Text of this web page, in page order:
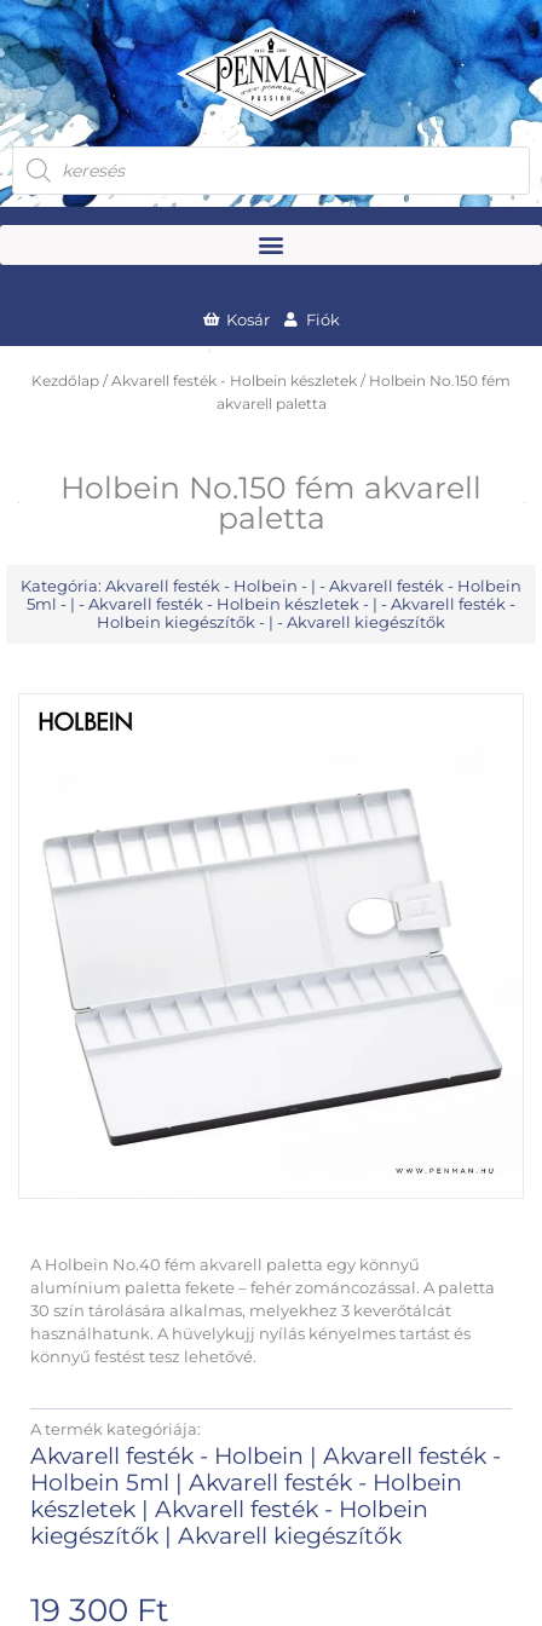
Skip
to
content
Products
search
Kosár Fiók
Kezdőlap /Akvarell festék - Holbein készletek / Holbein No.150 fém
akvarell paletta
Holbein No.150 fém akvarell
paletta
Kategória: Akvarell festék - Holbein - | - Akvarell festék - Holbein
5ml - | - Akvarell festék - Holbein készletek - | - Akvarell festék -
Holbein kiegészítők - | - Akvarell kiegészítők
A Holbein No.40 fém akvarell paletta egy könnyű
alumínium paletta fekete – fehér zománcozással. A paletta
30 szín tárolására alkalmas, melyekhez 3 keverőtálcát
használhatunk. A hüvelykujj nyílás kényelmes tartást és
könnyű festést tesz lehetővé.
A termék kategóriája:
Akvarell festék - Holbein | Akvarell festék -
Holbein 5ml | Akvarell festék - Holbein
készletek | Akvarell festék - Holbein
kiegészítők | Akvarell kiegészítők
19 300 Ft